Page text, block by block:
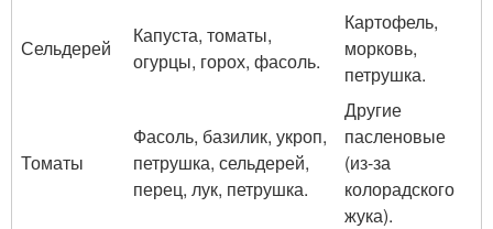
Сельдерей
Капуста, томаты,
огурцы, горох, фасоль.
Картофель,
морковь,
петрушка.
Томаты
Фасоль, базилик, укроп,
петрушка, сельдерей,
перец, лук, петрушка.
Другие
пасленовые
(из-за
колорадского
жука).